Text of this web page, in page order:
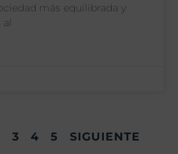
más equilibrada y
3 4 5 SIGUIENTE